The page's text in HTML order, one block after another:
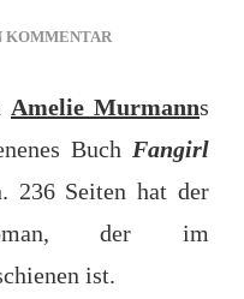
KOMMENTARZU
UMWEGEN
–
MURMANN
Amelie Murmanns
Buch Fangirl
236 Seiten hat der
der im
ist.